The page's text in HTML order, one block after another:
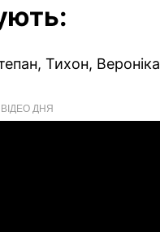
Тихон, Вероніка
ВІДЕО ДНЯ